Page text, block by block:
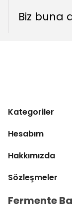
Biz buna
Kategoriler
Hesabım
Hakkımızda
Sözleşmeler
Fermente